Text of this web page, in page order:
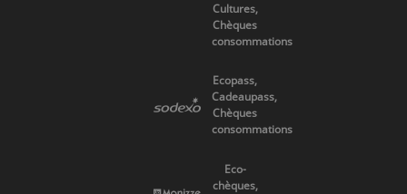
Cultures,
Chèques
consommations
Ecopass,
Cadeaupass,
Chèques
consommations
Eco-
chèques,